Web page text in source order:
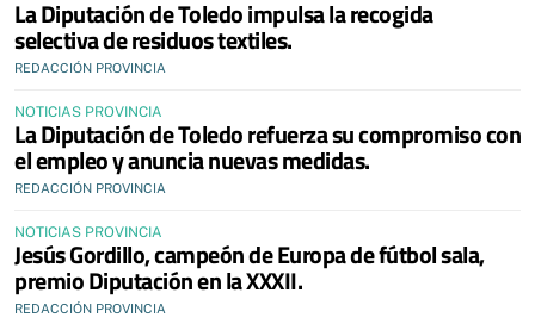
La Diputación de Toledo impulsa la recogida
selectiva de residuos textiles.
REDACCIÓN PROVINCIA
NOTICIAS PROVINCIA
La Diputación de Toledo refuerza su compromiso con
el empleo y anuncia nuevas medidas.
REDACCIÓN PROVINCIA
NOTICIAS PROVINCIA
Jesús Gordillo, campeón de Europa de fútbol sala,
premio Diputación en la XXXII.
REDACCIÓN PROVINCIA